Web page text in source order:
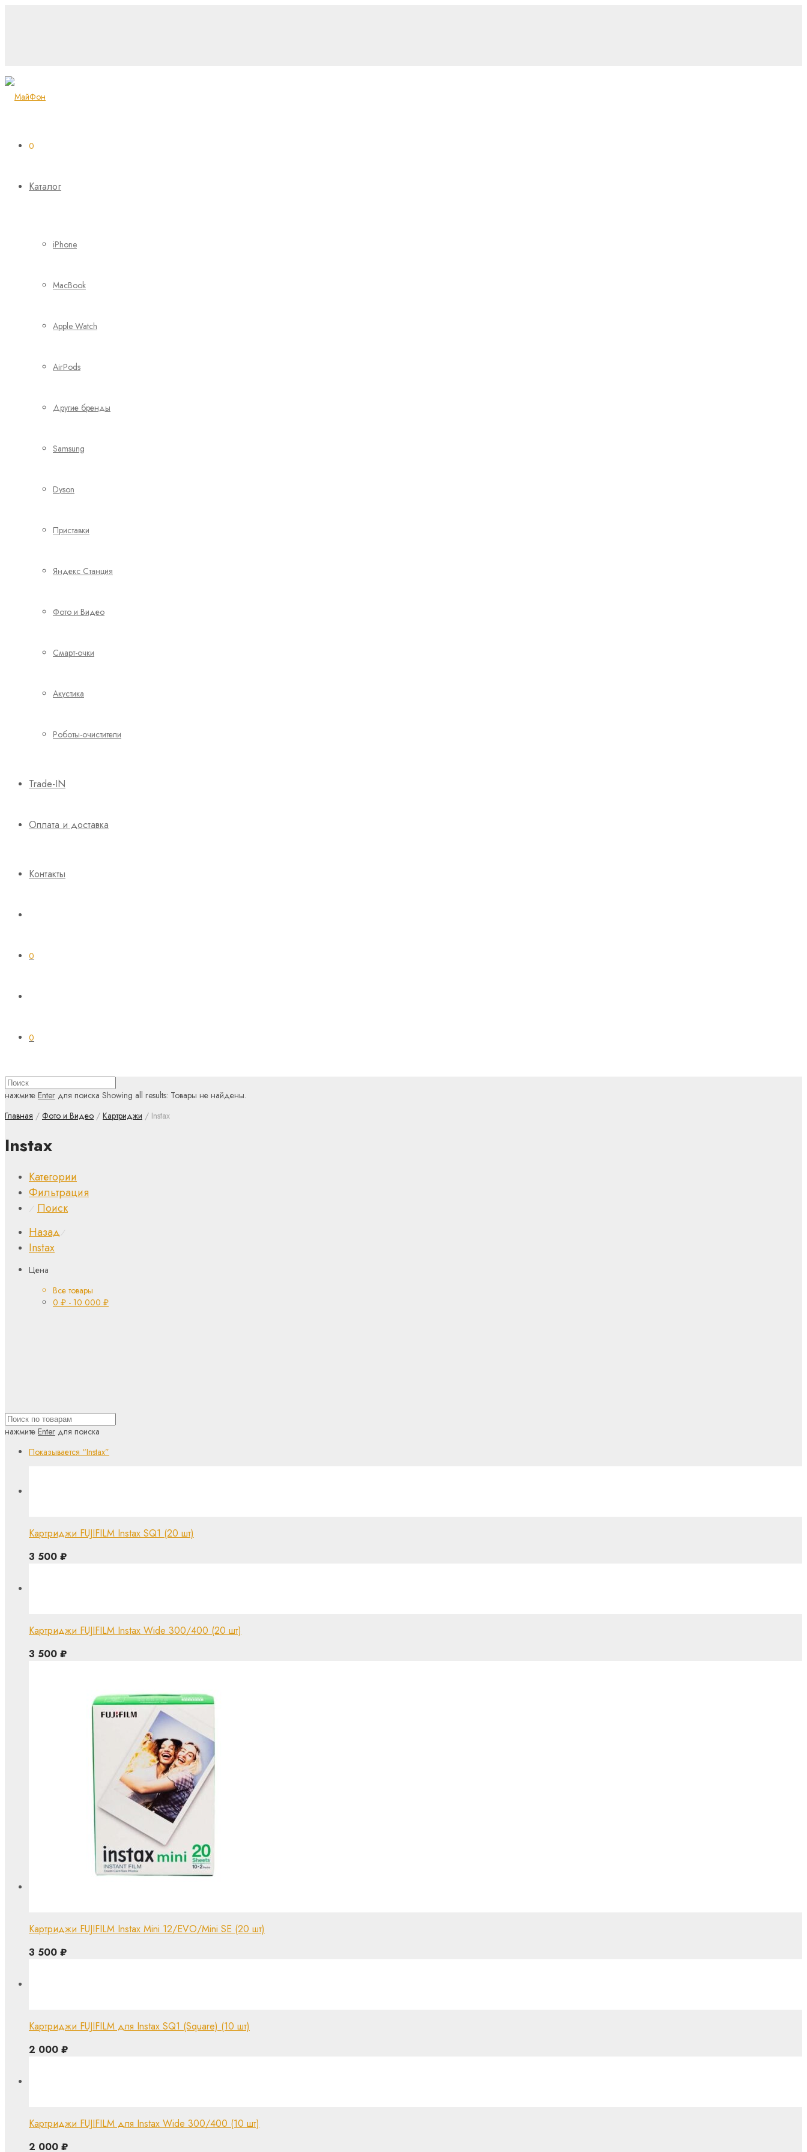
0
Каталог
iPhone
MacBook
Apple Watch
AirPods
Другие бренды
Samsung
Dyson
Приставки
Яндекс Станция
Фото и Видео
Смарт-очки
Акустика
Роботы-очистители
Trade-IN
Оплата и доставка
Контакты
0
0
нажмите Enter для поиска Showing all results: Товары не найдены.
Главная / Фото и Видео / Картриджи / Instax
Instax
Категории
Фильтрация
⁄ Поиск
Назад⁄
Instax
Цена
Все товары
0 ₽ - 10 000 ₽
нажмите Enter для поиска
Показывается “Instax”
Картриджи FUJIFILM Instax SQ1 (20 шт)
3 500 ₽
Картриджи FUJIFILM Instax Wide 300/400 (20 шт)
3 500 ₽
Картриджи FUJIFILM Instax Mini 12/EVO/Mini SE (20 шт)
3 500 ₽
Картриджи FUJIFILM для Instax SQ1 (Square) (10 шт)
2 000 ₽
Картриджи FUJIFILM для Instax Wide 300/400 (10 шт)
2 000 ₽